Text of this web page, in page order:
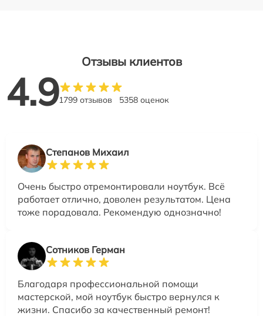
Отзывы клиентов
4.91799 отзывов 5358 оценок
Степанов Михаил
Очень быстро отремонтировали ноутбук. Всё
работает отлично, доволен результатом. Цена
тоже порадовала. Рекомендую однозначно!
Сотников Герман
Благодаря профессиональной помощи
мастерской, мой ноутбук быстро вернулся к
жизни. Спасибо за качественный ремонт!